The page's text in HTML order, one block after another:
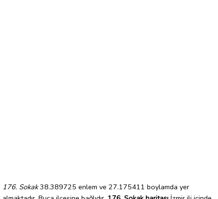
176. Sokak38.389725 enlem ve 27.175411 boylamda yer